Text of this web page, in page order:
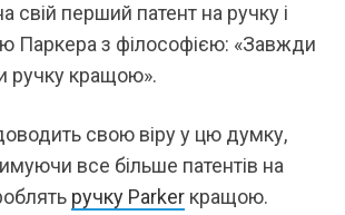
свій перший патент на ручку і
Паркера з філософією: «Завжди
ручку кращою».
свою віру у цю думку,
все більше патентів на
ручку Parkerкращою.